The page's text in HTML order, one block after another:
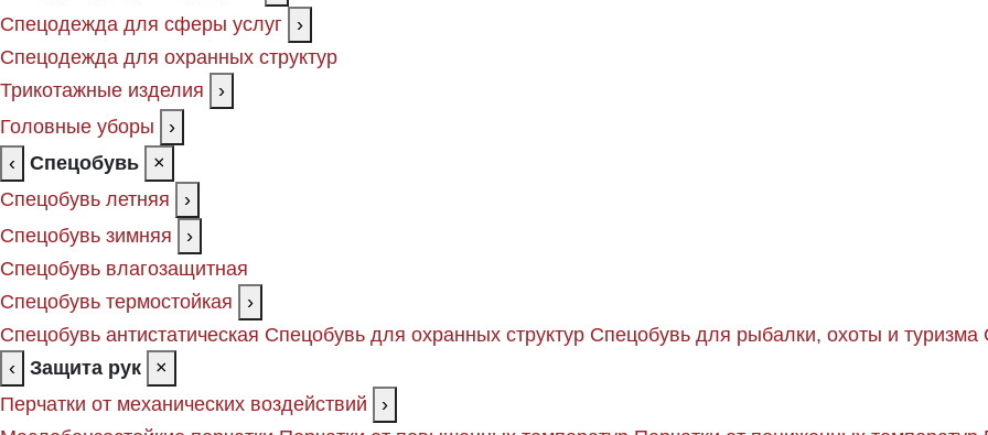
Спецодежда для сферы услуг
›
Спецодежда для охранных структур
Трикотажные изделия
›
Головные уборы
›
‹
Спецобувь
×
Спецобувь летняя
›
Спецобувь зимняя
›
Спецобувь влагозащитная
Спецобувь термостойкая
›
Спецобувь антистатическая Спецобувь для охранных структур Спецобувь для рыбалки, охоты и туризма
‹
Защита рук
×
Перчатки от механических воздействий
›